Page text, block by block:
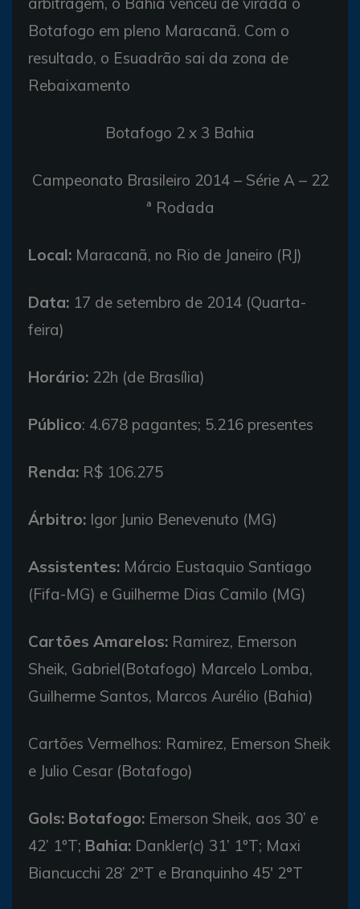
Botafogo em pleno Maracanã. Com o
resultado, o Esuadrão sai da zona de
Rebaixamento
Botafogo 2 x 3 Bahia
Campeonato Brasileiro 2014 – Série A – 22
ª Rodada
Local: Maracanã, no Rio de Janeiro (RJ)
Data: 17 de setembro de 2014 (Quarta-
feira)
Horário: 22h (de Brasília)
Público: 4.678 pagantes; 5.216 presentes
Renda: R$ 106.275
Árbitro: Igor Junio Benevenuto (MG)
Assistentes: Márcio Eustaquio Santiago
(Fifa-MG) e Guilherme Dias Camilo (MG)
Cartões Amarelos: Ramirez, Emerson
Sheik, Gabriel(Botafogo) Marcelo Lomba,
Guilherme Santos, Marcos Aurélio (Bahia)
Cartões Vermelhos: Ramirez, Emerson Sheik
e Julio Cesar (Botafogo)
Gols: Botafogo: Emerson Sheik, aos 30’ e
42’ 1ºT; Bahia: Dankler(c) 31’ 1ºT; Maxi
Biancucchi 28’ 2ºT e Branquinho 45' 2°T